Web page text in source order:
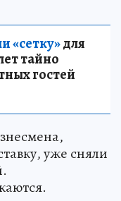
«сетку»для
тайно
гостей
уже сняли